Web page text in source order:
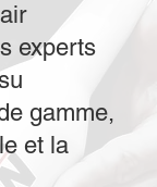
experts
gamme,
et la